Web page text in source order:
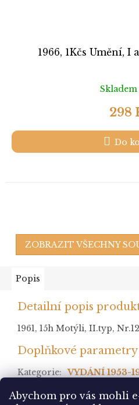
Abychom pro vás mohli
1966, 1Kčs Umění, I
Skladem
298
Do
ZOBRAZIT VŠECHNY
Popis
Detailní popis
1961, 15h Motýli, II.typ,
Doplňkové parametry
Kategorie: VYDÁNÍ 1953-